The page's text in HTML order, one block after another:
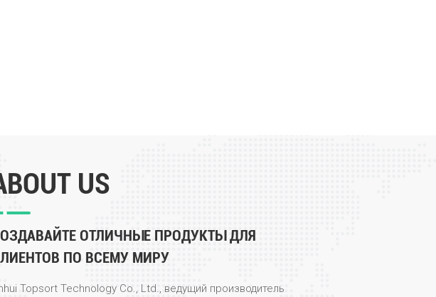
US
ОТЛИЧНЫЕ ПРОДУКТЫ ДЛЯ
ПО ВСЕМУ МИРУ
Topsort Technology Co., Ltd., ведущий производитель